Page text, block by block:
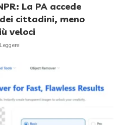
La PA accede
cittadini, meno
veloci